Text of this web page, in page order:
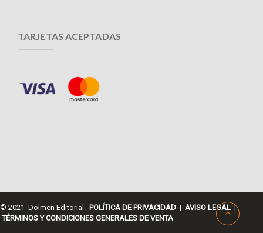
TARJETAS ACEPTADAS
© 2021 Dolmen Editorial. POLÍTICA DE PRIVACIDAD | AVISO LEGAL |
TÉRMINOS Y CONDICIONES GENERALES DE VENTA